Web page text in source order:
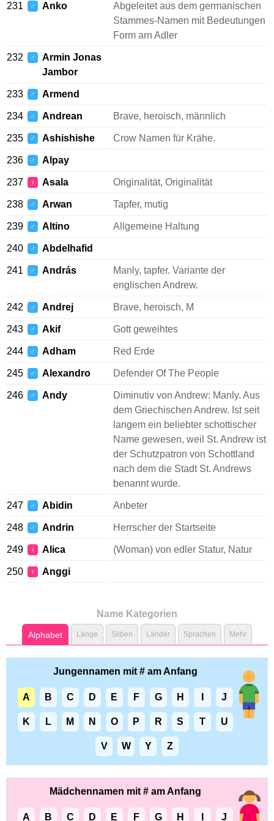
231 ♂ Anko
Abgeleitet aus dem germanischen
Stammes-Namen mit Bedeutungen
Form arn Adler
232 ♂
Armin Jonas
Jambor
233 ♂ Armend
234 ♂ Andrean Brave, heroisch, männlich
235 ♂ Ashishishe Crow Namen für Krähe.
236 ♂ Alpay
237 ♀ Asala Originalität, Originalität
238 ♂ Arwan Tapfer, mutig
239 ♂ Altino Allgemeine Haltung
240 ♂ Abdelhafid
241 ♂ András
Manly, tapfer. Variante der
englischen Andrew.
242 ♂ Andrej Brave, heroisch, M
243 ♂ Akif Gott geweihtes
244 ♂ Adham Red Erde
245 ♂ Alexandro Defender Of The People
246 ♂ Andy
Diminutiv von Andrew: Manly. Aus
dem Griechischen Andrew. Ist seit
langem ein beliebter schottischer
Name gewesen, weil St. Andrew ist
der Schutzpatron von Schottland
nach dem die Stadt St. Andrews
benannt wurde.
247 ♂ Abidin Anbeter
248 ♂ Andrin Herrscher der Startseite
249 ♀ Alica (Woman) von edler Statur, Natur
250 ♀ Anggi
Name Kategorien
Alphabet Länge Silben Länder Sprachen Mehr
Jungennamen mit # am Anfang
A B C D E F G H J
K L M N O P R S T U
V W Y Z
Mädchennamen mit # am Anfang
A B C D E F G H J